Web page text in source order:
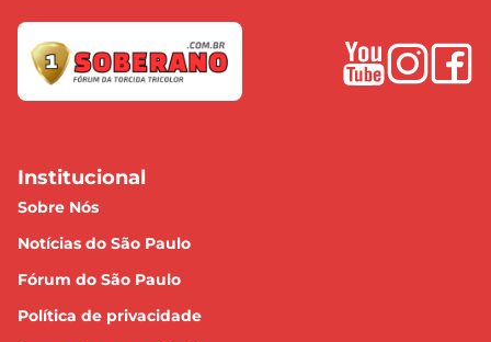
Institucional
Sobre Nós
Notícias do São Paulo
Fórum do São Paulo
Política de privacidade